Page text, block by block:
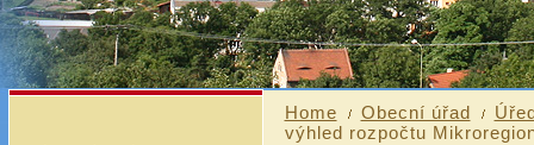
Home Obecní úřad
výhled rozpočtu